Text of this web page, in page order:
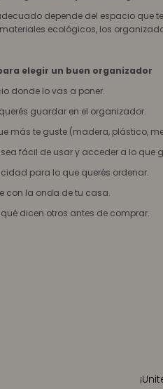
depende del espacio que
ecológicos, los
elegir un buen organizador
donde lo vas a poner.
guardar en el organizador.
más te guste (madera, plástico,
fácil de usar y acceder a lo que
para lo que querés ordenar.
con la onda de tu casa.
qué dicen otros antes de comprar.